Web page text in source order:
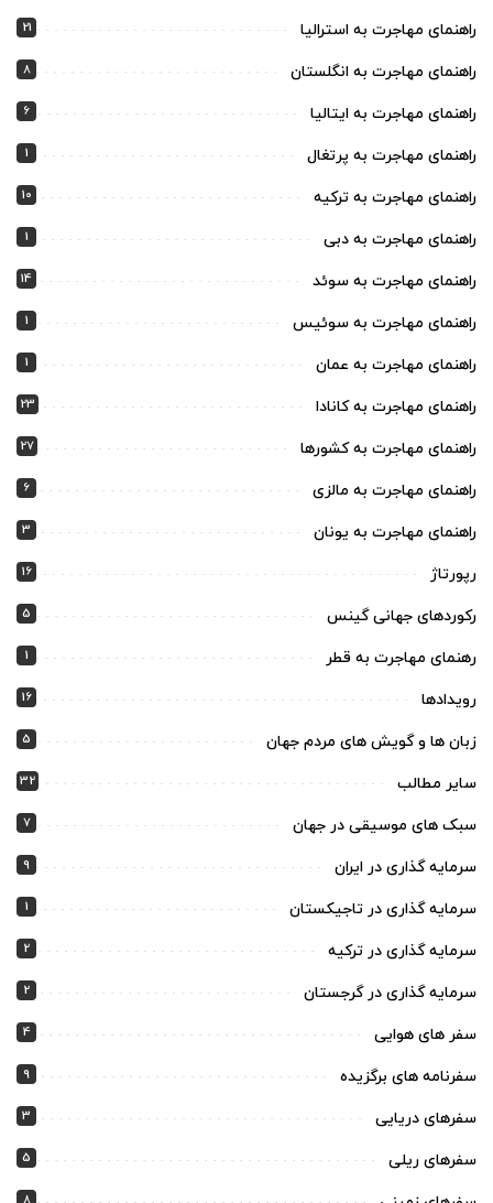
راهنمای مهاجرت به استرالیا 21
راهنمای مهاجرت به انگلستان 8
راهنمای مهاجرت به ایتالیا 6
راهنمای مهاجرت به پرتغال 1
راهنمای مهاجرت به ترکیه 10
راهنمای مهاجرت به دبی 1
راهنمای مهاجرت به سوئد 14
راهنمای مهاجرت به سوئیس 1
راهنمای مهاجرت به عمان 1
راهنمای مهاجرت به کانادا 23
راهنمای مهاجرت به کشورها 27
راهنمای مهاجرت به مالزی 6
راهنمای مهاجرت به یونان 3
رپورتاژ 16
رکوردهای جهانی گینس 5
رهنمای مهاجرت به قطر 1
رویدادها 16
زبان ها و گویش های مردم جهان 5
سایر مطالب 32
سبک های موسیقی در جهان 7
سرمایه گذاری در ایران 9
سرمایه گذاری در تاجیکستان 1
سرمایه گذاری در ترکیه 2
سرمایه گذاری در گرجستان 2
سفر های هوایی 4
سفرنامه های برگزیده 9
سفرهای دریایی 3
سفرهای ریلی 5
8